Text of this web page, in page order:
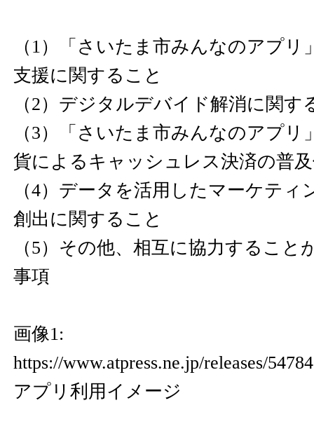
（1）「さいたま市みんなのアプリ
支援に関すること
（2）デジタルデバイド解消に関す
（3）「さいたま市みんなのアプ
貨によるキャッシュレス決済の普
（4）データを活用したマーケテ
創出に関すること
（5）その他、相互に協力すること
事項
画像1:
https://www.atpress.ne.jp/releases/
アプリ利用イメージ